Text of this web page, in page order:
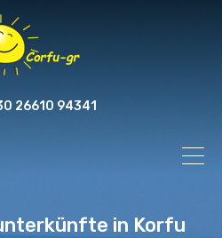
26610 94341
in Korfu